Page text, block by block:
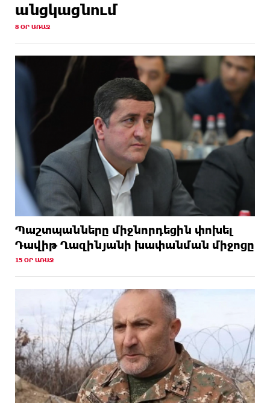
անցկացնում
8 ՕՐ ԱՌԱՋ
Պաշտպանները միջնորդեցին փոխել
Դավիթ Ղազինյանի խափանման միջոցը
15 ՕՐ ԱՌԱՋ